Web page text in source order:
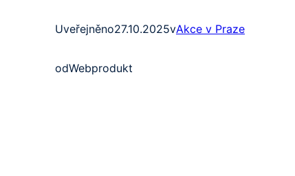
Uveřejněno27.10.2025vAkce v Praze
odWebprodukt